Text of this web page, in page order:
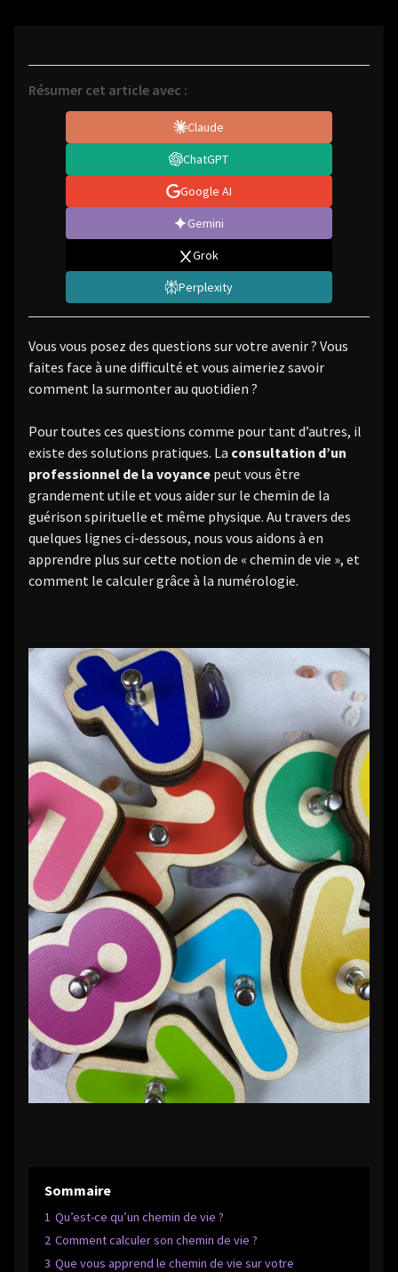
Résumer cet article avec :
Claude
ChatGPT
Google AI
Gemini
Grok
Perplexity
Vous vous posez des questions sur votre avenir ? Vous
faites face à une difficulté et vous aimeriez savoir
comment la surmonter au quotidien ?
Pour toutes ces questions comme pour tant d’autres, il
existe des solutions pratiques. La consultation d’un
professionnel de la voyance peut vous être
grandement utile et vous aider sur le chemin de la
guérison spirituelle et même physique. Au travers des
quelques lignes ci-dessous, nous vous aidons à en
apprendre plus sur cette notion de « chemin de vie », et
comment le calculer grâce à la numérologie.
Sommaire
1 Qu’est-ce qu’un chemin de vie ?
2 Comment calculer son chemin de vie ?
3 Que vous apprend le chemin de vie sur votre